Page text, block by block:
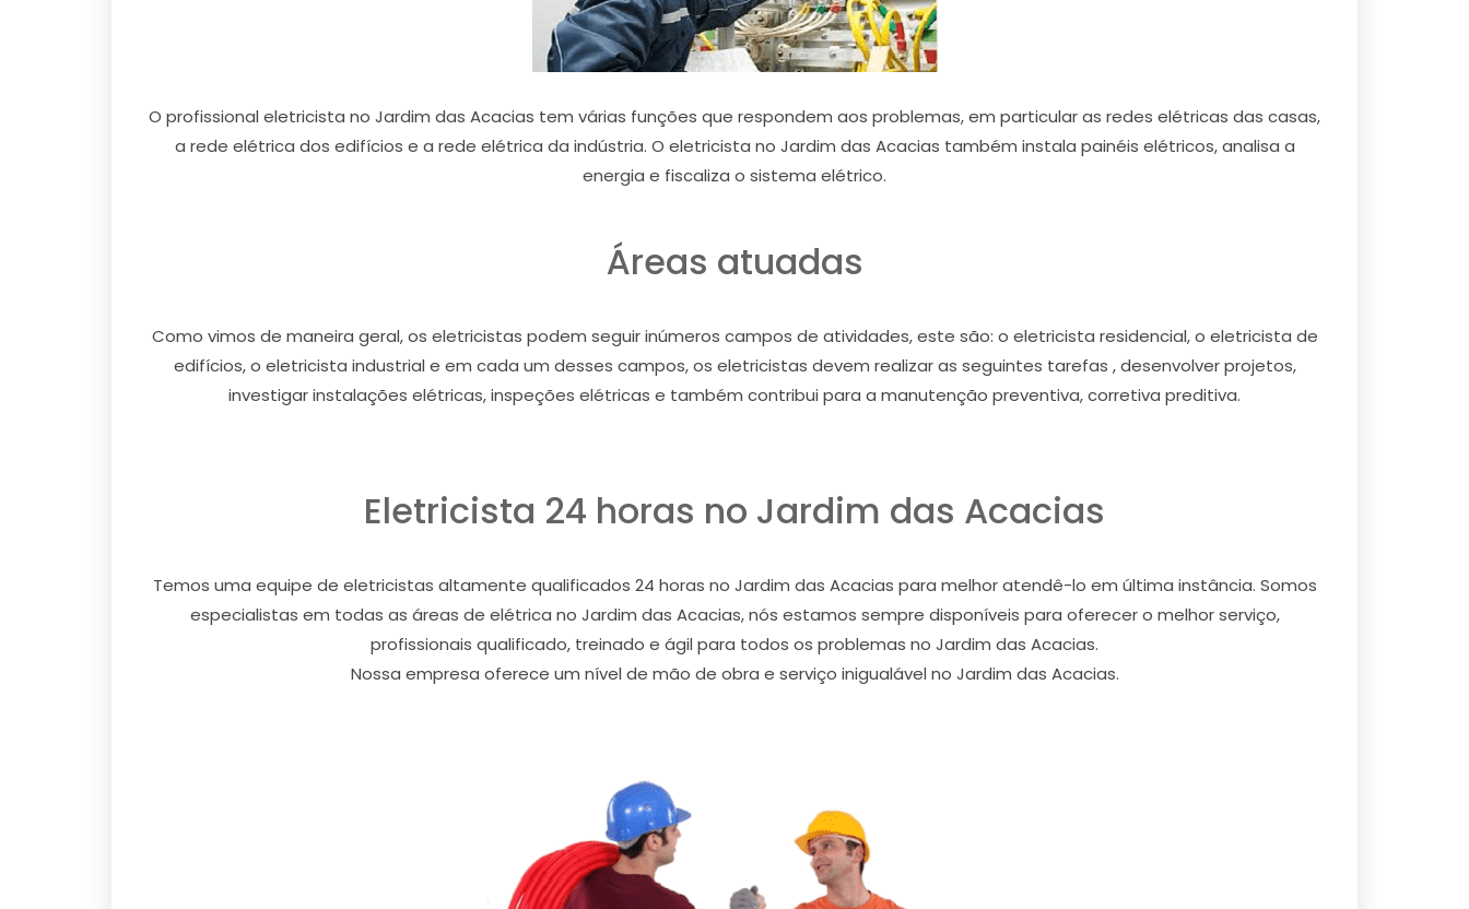
O profissional eletricista no Jardim das Acacias tem várias funções que respondem aos problemas, em particular as redes elétricas das casas,
a rede elétrica dos edifícios e a rede elétrica da indústria. O eletricista no Jardim das Acacias também instala painéis elétricos, analisa a
energia e fiscaliza o sistema elétrico.
Áreas atuadas
Como vimos de maneira geral, os eletricistas podem seguir inúmeros campos de atividades, este são: o eletricista residencial, o eletricista de
edifícios, o eletricista industrial e em cada um desses campos, os eletricistas devem realizar as seguintes tarefas , desenvolver projetos,
investigar instalações elétricas, inspeções elétricas e também contribui para a manutenção preventiva, corretiva preditiva.
Eletricista 24 horas no Jardim das Acacias
Temos uma equipe de eletricistas altamente qualificados 24 horas no Jardim das Acacias para melhor atendê-lo em última instância. Somos
especialistas em todas as áreas de elétrica no Jardim das Acacias, nós estamos sempre disponíveis para oferecer o melhor serviço,
profissionais qualificado, treinado e ágil para todos os problemas no Jardim das Acacias.
Nossa empresa oferece um nível de mão de obra e serviço inigualável no Jardim das Acacias.